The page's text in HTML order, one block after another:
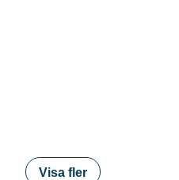
Visa fler